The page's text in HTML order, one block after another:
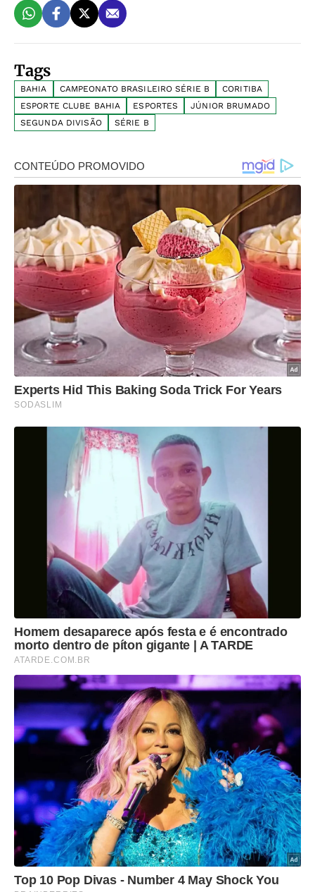
Tags
BAHIA CAMPEONATO BRASILEIRO SÉRIE B
CORITIBA
ESPORTE CLUBE BAHIA
ESPORTES
JÚNIOR BRUMADO
SEGUNDA DIVISÃO
SÉRIE B